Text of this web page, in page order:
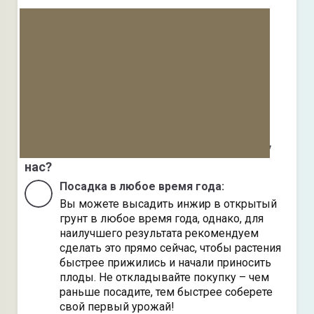
Почему стоит купить саженцы инжира у
нас?
Посадка в любое время года:
Вы можете высадить инжир в открытый
грунт в любое время года, однако, для
наилучшего результата рекомендуем
сделать это прямо сейчас, чтобы растения
быстрее прижились и начали приносить
плоды. Не откладывайте покупку – чем
раньше посадите, тем быстрее соберете
свой первый урожай!